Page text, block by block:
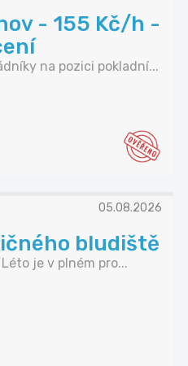
- 155 Kč/h -
na pozici pokladní...
05.08.2026
bludiště
je v plném pro...